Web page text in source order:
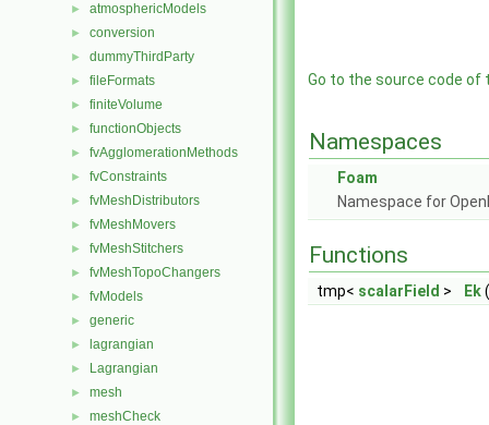
► atmosphericModels
► conversion
► dummyThirdParty
► fileFormats
► finiteVolume
► functionObjects
► fvAgglomerationMethods
► fvConstraints
► fvMeshDistributors
► fvMeshMovers
► fvMeshStitchers
► fvMeshTopoChangers
► fvModels
► generic
► lagrangian
► Lagrangian
► mesh
► meshCheck
Go to the source code of
Namespaces
Foam
Namespace for
Functions
tmp< scalarField > Ek